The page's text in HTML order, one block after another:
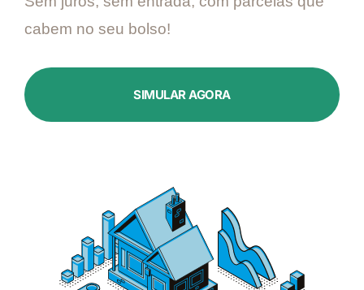
cabem no seu bolso!
SIMULAR AGORA